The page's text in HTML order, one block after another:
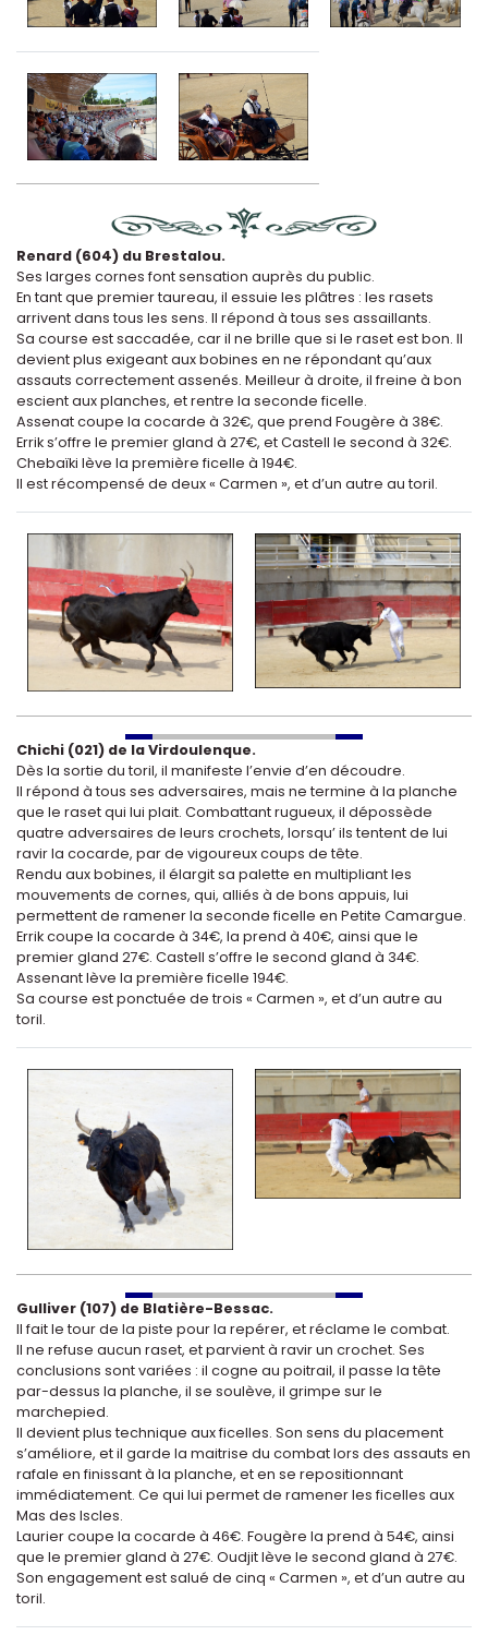
Renard (604) du Brestalou.
Ses larges cornes font sensation auprès du public.
En tant que premier taureau, il essuie les plâtres : les rasets
arrivent dans tous les sens. Il répond à tous ses assaillants.
Sa course est saccadée, car il ne brille que si le raset est bon. Il
devient plus exigeant aux bobines en ne répondant qu’aux
assauts correctement assenés. Meilleur à droite, il freine à bon
escient aux planches, et rentre la seconde ficelle.
Assenat coupe la cocarde à 32€, que prend Fougère à 38€.
Errik s’offre le premier gland à 27€, et Castell le second à 32€.
Chebaïki lève la première ficelle à 194€.
Il est récompensé de deux « Carmen », et d’un autre au toril.
Chichi (021) de la Virdoulenque.
Dès la sortie du toril, il manifeste l’envie d’en découdre.
Il répond à tous ses adversaires, mais ne termine à la planche
que le raset qui lui plait. Combattant rugueux, il dépossède
quatre adversaires de leurs crochets, lorsqu’ ils tentent de lui
ravir la cocarde, par de vigoureux coups de tête.
Rendu aux bobines, il élargit sa palette en multipliant les
mouvements de cornes, qui, alliés à de bons appuis, lui
permettent de ramener la seconde ficelle en Petite Camargue.
Errik coupe la cocarde à 34€, la prend à 40€, ainsi que le
premier gland 27€. Castell s’offre le second gland à 34€.
Assenant lève la première ficelle 194€.
Sa course est ponctuée de trois « Carmen », et d’un autre au
toril.
Gulliver (107) de Blatière-Bessac.
Il fait le tour de la piste pour la repérer, et réclame le combat.
Il ne refuse aucun raset, et parvient à ravir un crochet. Ses
conclusions sont variées : il cogne au poitrail, il passe la tête
par-dessus la planche, il se soulève, il grimpe sur le
marchepied.
Il devient plus technique aux ficelles. Son sens du placement
s’améliore, et il garde la maitrise du combat lors des assauts en
rafale en finissant à la planche, et en se repositionnant
immédiatement. Ce qui lui permet de ramener les ficelles aux
Mas des Iscles.
Laurier coupe la cocarde à 46€. Fougère la prend à 54€, ainsi
que le premier gland à 27€. Oudjit lève le second gland à 27€.
Son engagement est salué de cinq « Carmen », et d’un autre au
toril.